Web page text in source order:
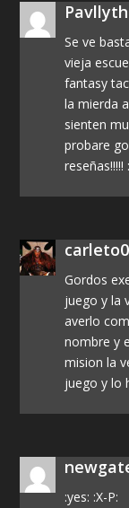
Se ve
vieja
fantasy
la mierda
sienten
probare
reseñas!!!!!
Gordos
juego y la
averlo
nombre y
mision la
juego y lo
:yes: :X-P: